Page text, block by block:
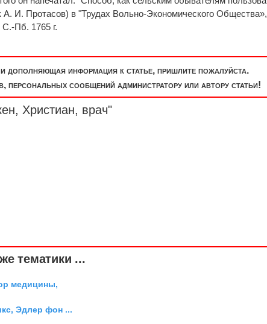
А. И. Протасов) в "Трудах Вольно-Экономического
Пб. 1765 г.
дополняющая информация к статье, пришлите пожалуйста.
сообщений администратору или автору статьи!
Христиан, врач"
тематики ...
медицины,
Эдлер фон ...